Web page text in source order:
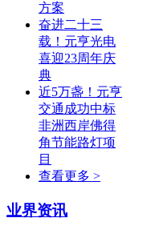
方案
奋进二十三
载！元亨光电
喜迎23周年庆
典
近5万盏！元亨
交通成功中标
非洲西岸佛得
角节能路灯项
目
查看更多 >
业界资讯